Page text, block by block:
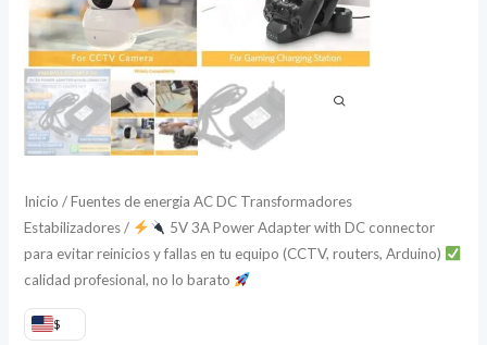
Inicio /Fuentes de energia AC DC Transformadores
Estabilizadores/
5V 3A Power Adapter with DC connector
para evitar reinicios y fallas en tu equipo (CCTV, routers, Arduino)
calidad profesional, no lo barato
$
connector
para
evitar
reinicios
y
fallas
(CCTV,
routers,
Arduino)